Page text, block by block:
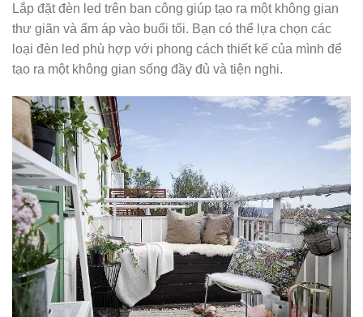
Lắp đặt đèn led trên ban công giúp tạo ra một không gian
thư giãn và ấm áp vào buổi tối. Bạn có thể lựa chọn các
loại đèn led phù hợp với phong cách thiết kế của mình để
tạo ra một không gian sống đầy đủ và tiện nghi.